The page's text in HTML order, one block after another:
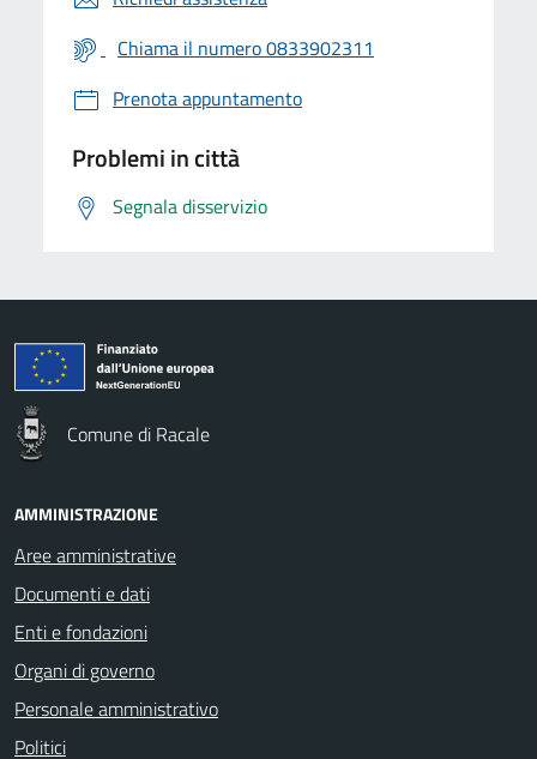
Chiama il numero 0833902311
Prenota appuntamento
Problemi in città
Segnala disservizio
Comune di Racale
AMMINISTRAZIONE
Aree amministrative
Documenti e dati
Enti e fondazioni
Organi di governo
Personale amministrativo
Politici